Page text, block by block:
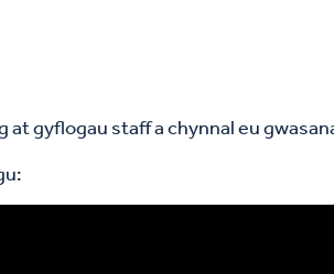
gyflogau staff a chynnal eu